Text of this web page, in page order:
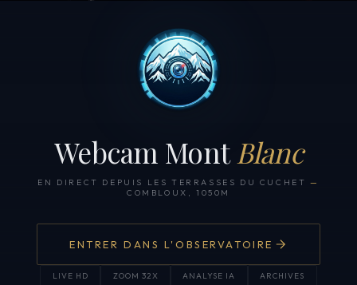
Webcam Mont Blanc
EN DIRECT DEPUIS LES TERRASSES DU CUCHET —
COMBLOUX, 1050M
ENTRER DANS L'OBSERVATOIRE
LIVE HD ZOOM 32X ANALYSE IA ARCHIVES